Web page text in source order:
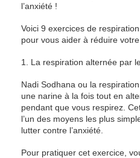
l’anxiété !
Voici 9 exercices de
pour vous aider à réduire
1. La respiration alternée par
Nadi Sodhana ou la
une narine à la fois tout en
pendant que vous respirez.
l’un des moyens les plus
lutter contre l’anxiété.
Pour pratiquer cet exercice,